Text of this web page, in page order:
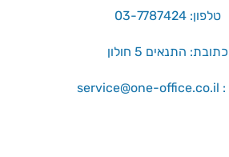
טלפון: 03-7787424
כתובת: התנאים 5 חולון